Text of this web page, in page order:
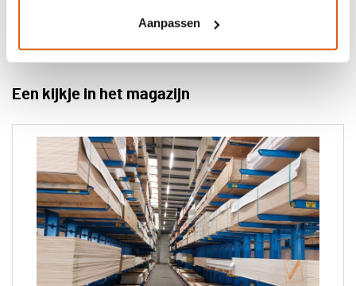
Aanpassen
Een kijkje in het magazijn